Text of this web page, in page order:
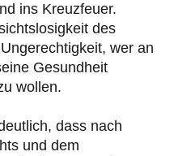
ins Kreuzfeuer.
des
wer an
Gesundheit
wollen.
dass nach
und dem